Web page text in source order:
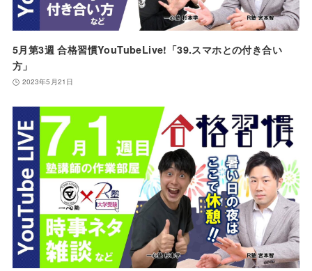
5月第3週 合格習慣YouTubeLive!「39.スマホとの付き合い
方」
2023年5月21日